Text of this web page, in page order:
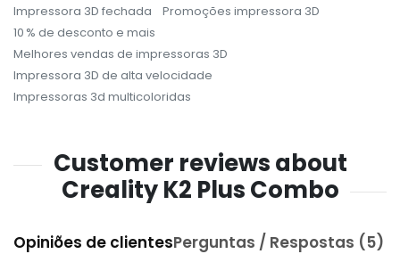
Impressora 3D fechada
Promoções impressora 3D
10 % de desconto e mais
Melhores vendas de impressoras 3D
Impressora 3D de alta velocidade
Impressoras 3d multicoloridas
Customer reviews about
Creality K2 Plus Combo
Opiniões de clientesPerguntas / Respostas (5)